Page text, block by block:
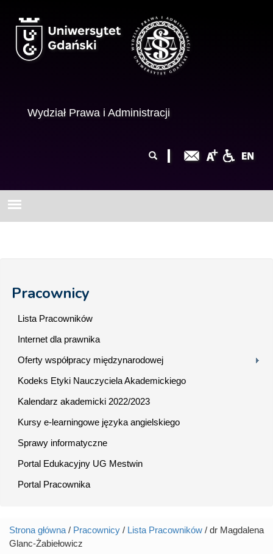
Wydział Prawa i Administracji
wyszukiwania
Pracownicy
Lista Pracowników
Internet dla prawnika
Oferty współpracy międzynarodowej
Kodeks Etyki Nauczyciela Akademickiego
Kalendarz akademicki 2022/2023
Kursy e-learningowe języka angielskiego
Sprawy informatyczne
Portal Edukacyjny UG Mestwin
Portal Pracownika
Jesteś tutaj
Strona główna / Pracownicy / Lista Pracowników / dr Magdalena
Glanc-Żabiełowicz